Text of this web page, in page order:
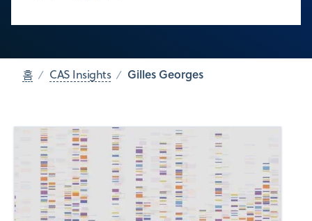
홈 CAS Insights Gilles Georges